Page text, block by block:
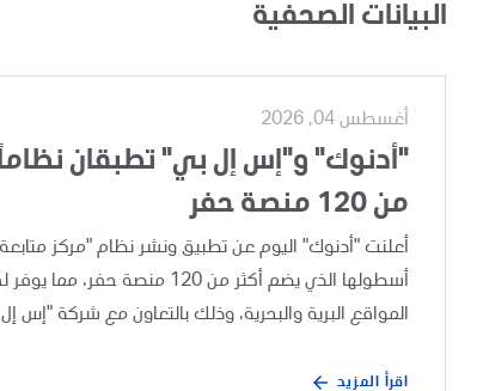
البيانات الصحفية
أغسطس 04, 2026
"أدنوك" و"إس إل بي" تطبقان نظاماً
من 120 منصة حفر
أسطولها الذي يضم أكثر من
المواقع البرية والبحرية، وذلك بالتعاون مع شركة "إس
اقرأ المزيد